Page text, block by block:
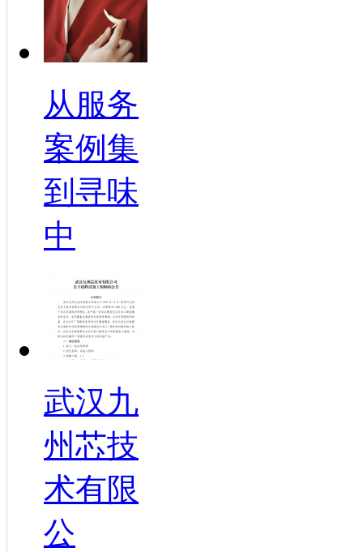
从服务
案例集
到寻味
中
武汉九
州芯技
术有限
公